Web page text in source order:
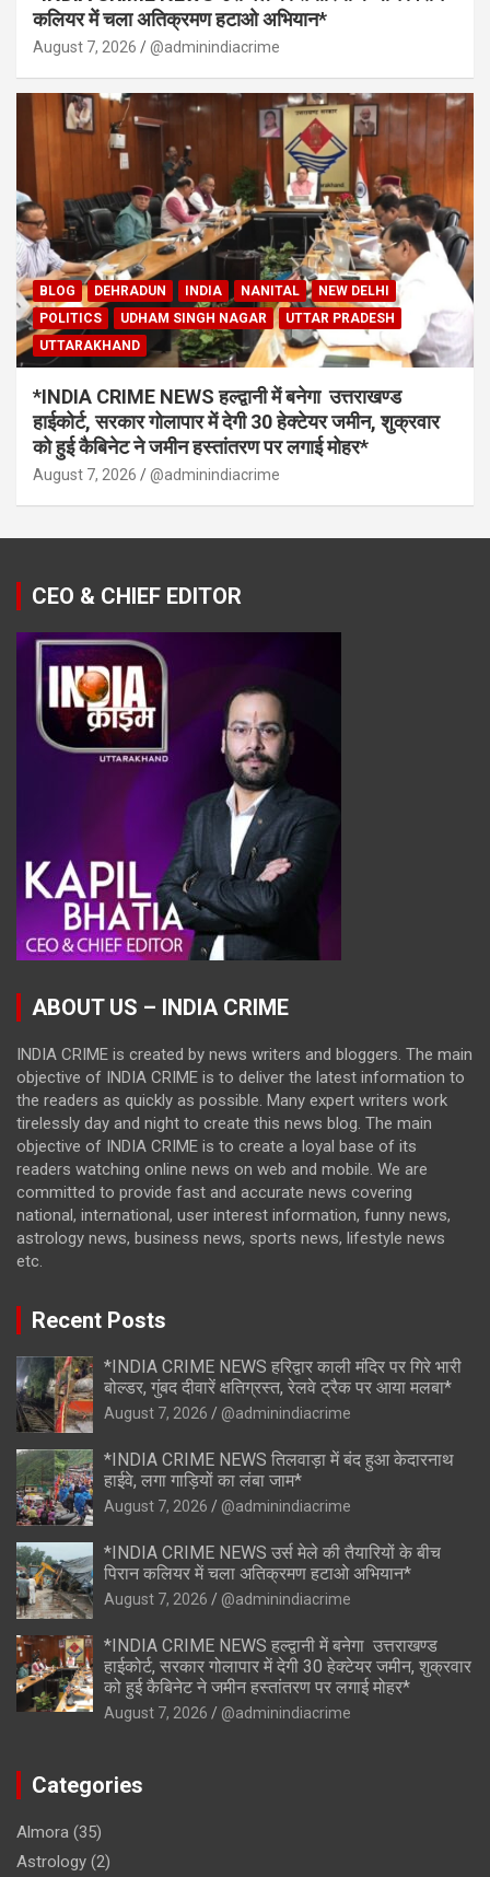
कलियर में चला अतिक्रमण हटाओ अभियान*
August 7, 2026 @adminindiacrime
BLOG DEHRADUN INDIA NANITAL
NEW DELHI
POLITICS
UDHAM SINGH NAGAR
UTTAR PRADESH
UTTARAKHAND
*INDIA CRIME NEWS हल्द्वानी में बनेगा उत्तराखण्ड
हाईकोर्ट, सरकार गोलापार में देगी 30 हेक्टेयर जमीन, शुक्रवार
को हुई कैबिनेट ने जमीन हस्तांतरण पर लगाई मोहर*
August 7, 2026 @adminindiacrime
CEO & CHIEF EDITOR
ABOUT US – INDIA CRIME
INDIA CRIME is created by news writers and bloggers. The main
objective of INDIA CRIME is to deliver the latest information to
the readers as quickly as possible. Many expert writers work
tirelessly day and night to create this news blog. The main
objective of INDIA CRIME is to create a loyal base of its
readers watching online news on web and mobile. We are
committed to provide fast and accurate news covering
national, international, user interest information, funny news,
astrology news, business news, sports news, lifestyle news
etc.
Recent Posts
*INDIA CRIME NEWS हरिद्वार काली मंदिर पर गिरे भारी
बोल्डर, गुंबद दीवारें क्षतिग्रस्त, रेलवे ट्रैक पर आया मलबा*
August 7, 2026 @adminindiacrime
*INDIA CRIME NEWS तिलवाड़ा में बंद हुआ केदारनाथ
हाईवे, लगा गाड़ियों का लंबा जाम*
August 7, 2026 @adminindiacrime
*INDIA CRIME NEWS उर्स मेले की तैयारियों के बीच
पिरान कलियर में चला अतिक्रमण हटाओ अभियान*
August 7, 2026 @adminindiacrime
*INDIA CRIME NEWS हल्द्वानी में बनेगा उत्तराखण्ड
हाईकोर्ट, सरकार गोलापार में देगी 30 हेक्टेयर जमीन, शुक्रवार
को हुई कैबिनेट ने जमीन हस्तांतरण पर लगाई मोहर*
August 7, 2026 @adminindiacrime
Categories
Almora (35)
Astrology (2)